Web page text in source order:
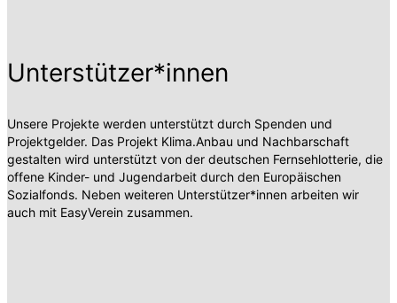
Unterstützer*innen
Unsere Projekte werden unterstützt durch Spenden und
Projektgelder. Das Projekt Klima.Anbau und Nachbarschaft
gestalten wird unterstützt von der deutschen Fernsehlotterie, die
offene Kinder- und Jugendarbeit durch den Europäischen
Sozialfonds. Neben weiteren Unterstützer*innen arbeiten wir
auch mit EasyVerein zusammen.